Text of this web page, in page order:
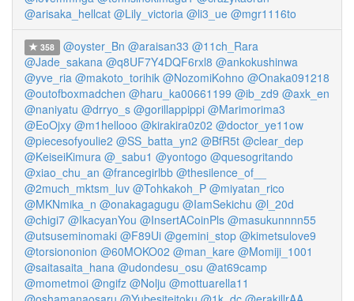
@arisaka_hellcat @Lily_victoria @li3_ue @mgr1116to
358 @oyster_Bn @araisan33 @11ch_Rara
@Jade_sakana @q8UF7Y4DQF6rxl8 @ankokushinwa
@yve_ria @makoto_torihik @NozomiKohno @Onaka091218
@outofboxmadchen @haru_ka00661199 @ib_zd9 @axk_en
@naniyatu @drryo_s @gorillappippi @Marimorima3
@EoOjxy @m1hellooo @kirakira0z02 @doctor_ye11ow
@piecesofyoulie2 @SS_batta_yn2 @BfR5t @clear_dep
@KeiseiKimura @_sabu1 @yontogo @quesogritando
@xiao_chu_an @francegirlbb @thesilence_of__
@2much_mktsm_luv @Tohkakoh_P @miyatan_rico
@MKNmika_n @onakagagugu @IamSekichu @l_20d
@chigi7 @IkacyanYou @InsertACoinPls @masukunnnn55
@utsuseminomaki @F89Ui @gemini_stop @kimetsulove9
@torsiononion @60MOKO02 @man_kare @Momiji_1001
@saitasaita_hana @udondesu_osu @at69camp
@mometmoi @ngifz @Nolju @mottuarella11